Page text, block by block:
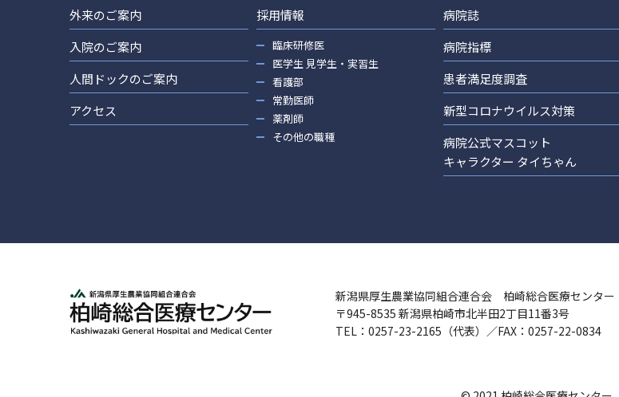
外来のご案内
入院のご案内
人間ドックのご案内
アクセス
採用情報
臨床研修医
医学生 見学生・実習生
看護部
常勤医師
薬剤師
その他の職種
病院誌
病院指標
患者満足度調査
新型コロナウイルス対策
病院公式マスコット
キャラクター タイちゃん
新潟県厚生農業協同組合連合会 柏崎総合医療センター
〒945-8535 新潟県柏崎市北半田2丁目11番3号
TEL：0257-23-2165（代表）／FAX：0257-22-0834